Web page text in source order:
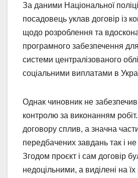
За даними Національної
посадовець уклав договір із
щодо розроблення та
програмного забезпечення
системи централізованого
соціальними виплатами в
Однак чиновник не
контролю за виконанням робіт.
договору сплив, а значна
передбачених завдань так і
Згодом проєкт і сам договір
недоцільними, а виділені на їх